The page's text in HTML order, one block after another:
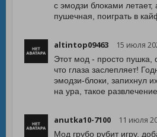
с эмодзи блоками летает,
пушечная, поиграть в
altintop09463 15 июля
Этот мод - просто пушка,
что глаза заслепляет!
эмодзи-блоки, запихнул
на ура, такое
anutka10-7100 11 июля
Мод грубо рубит игру,